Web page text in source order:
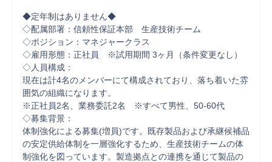
◆定年制はありません◆
◇配属部署：信頼性保証本部　生産技術チーム
◇ポジション：マネジャークラス
◇雇用形態：正社員　※試用期間 3ヶ月（条件変更なし）
◇人員構成：
現在は計4名のメンバーにて構成されており、落ち着いた雰
囲気の組織になります。
※正社員2名、業務委託2名　※すべて男性、50-60代
◇募集背景：
体制強化による募集(増員)です。既存製品および承継候補品
の安定供給体制を一層強化するため、生産技術チームの体
制強化を図っています。製造拠点との連携を通じて製品の